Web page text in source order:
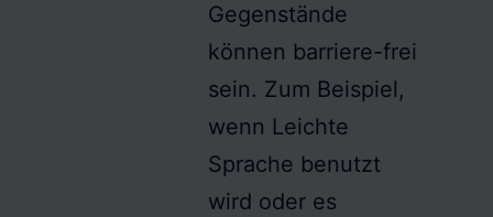
Gegenstände
können barriere-frei
sein. Zum Beispiel,
wenn Leichte
Sprache benutzt
wird oder es